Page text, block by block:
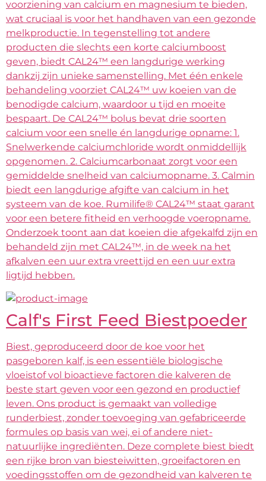
voorziening van calcium en magnesium te bieden,
wat cruciaal is voor het handhaven van een gezonde
melkproductie. In tegenstelling tot andere
producten die slechts een korte calciumboost
geven, biedt CAL24™ een langdurige werking
dankzij zijn unieke samenstelling. Met één enkele
behandeling voorziet CAL24™ uw koeien van de
benodigde calcium, waardoor u tijd en moeite
bespaart. De CAL24™ bolus bevat drie soorten
calcium voor een snelle én langdurige opname: 1.
Snelwerkende calciumchloride wordt onmiddellijk
opgenomen. 2. Calciumcarbonaat zorgt voor een
gemiddelde snelheid van calciumopname. 3. Calmin
biedt een langdurige afgifte van calcium in het
systeem van de koe. Rumilife® CAL24™ staat garant
voor een betere fitheid en verhoogde voeropname.
Onderzoek toont aan dat koeien die afgekalfd zijn en
behandeld zijn met CAL24™, in de week na het
afkalven een uur extra vreettijd en een uur extra
ligtijd hebben.
Calf's First Feed Biestpoeder
Biest, geproduceerd door de koe voor het
pasgeboren kalf, is een essentiële biologische
vloeistof vol bioactieve factoren die kalveren de
beste start geven voor een gezond en productief
leven. Ons product is gemaakt van volledige
runderbiest, zonder toevoeging van gefabriceerde
formules op basis van wei, ei of andere niet-
natuurlijke ingrediënten. Deze complete biest biedt
een rijke bron van biesteiwitten, groeifactoren en
voedingsstoffen om de gezondheid van kalveren te